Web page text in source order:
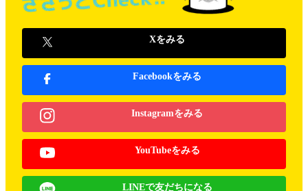
Xをみる
Facebookをみる
Instagramをみる
YouTubeをみる
LINEで友だちになる